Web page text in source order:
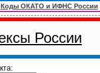
Коды ОКАТО и ИФНС России
России